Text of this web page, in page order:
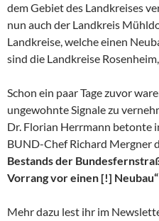
dem Gebiet des Landkreises
nun auch der Landkreis
Landkreise, welche einen
sind die Landkreise
Schon ein paar Tage zuvor
ungewohnte Signale zu
Dr. Florian Herrmann betonte
BUND-Chef Richard Mergner
Bestands der
Vorrang vor einen [!]
Mehr dazu lest ihr im